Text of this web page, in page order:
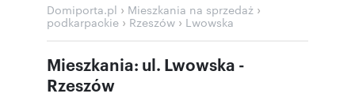
Domiporta.pl › Mieszkania na sprzedaż ›
podkarpackie › Rzeszów › Lwowska
Mieszkania: ul. Lwowska -
Rzeszów